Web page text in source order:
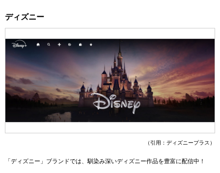
ディズニー
（引用：ディズニープラス）
「ディズニー」ブランドでは、馴染み深いディズニー作品を豊富に配信中！